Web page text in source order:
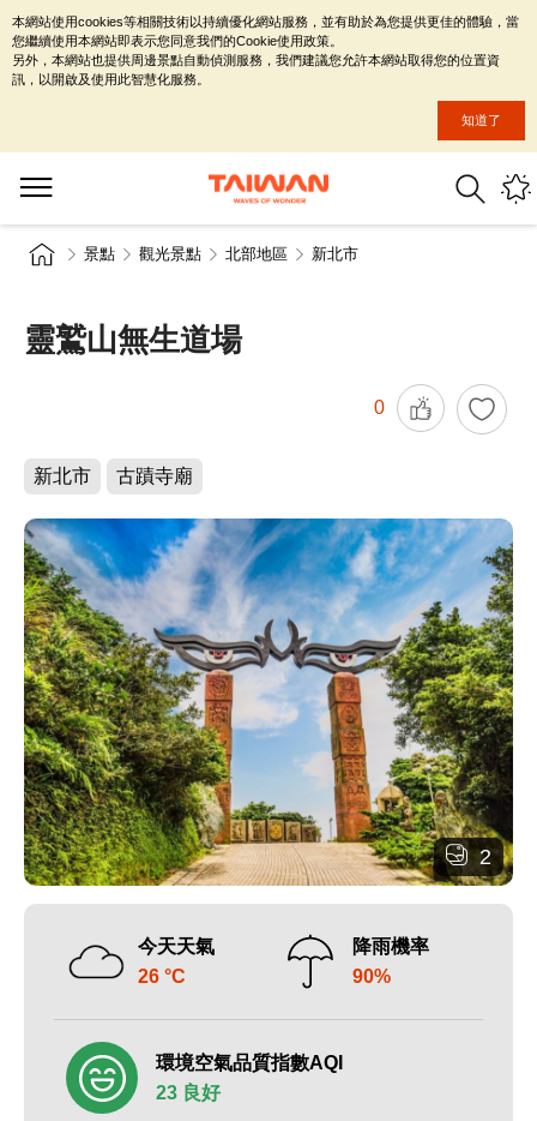
景點 觀光景點 北部地區 新北市
靈鷲山無生道場
0
新北市 古蹟寺廟
2
今天天氣
26 °C
降雨機率
90%
環境空氣品質指數AQI
23 良好
本網站使用cookies等相關技術以持續優化網站服務，並有助於為您提供更佳的體驗，當
您繼續使用本網站即表示您同意我們的Cookie使用政策。
另外，本網站也提供周邊景點自動偵測服務，我們建議您允許本網站取得您的位置資
訊，以開啟及使用此智慧化服務。
知道了